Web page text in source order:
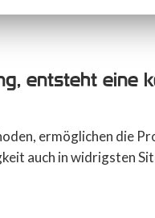
entsteht eine
ermöglichen die
auch in widrigsten